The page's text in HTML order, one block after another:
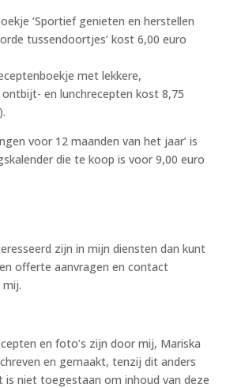
‘Sportief genieten en herstellen
tussendoortjes’ kost 6,00 euro
met lekkere,
en lunchrecepten kost 8,75
voor 12 maanden van het jaar’ is
die te koop is voor 9,00 euro
zijn in mijn diensten dan kunt
offerte aanvragen en contact
en foto’s zijn door mij, Mariska
en gemaakt, tenzij dit anders
is niet toegestaan om inhoud van deze